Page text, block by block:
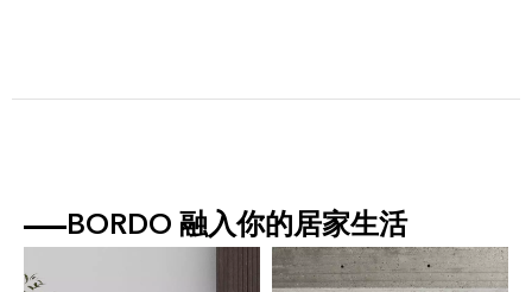
BORDO 融入你的居家生活